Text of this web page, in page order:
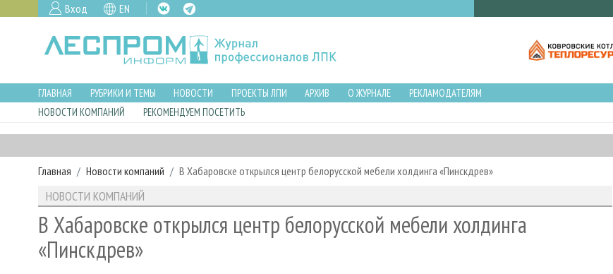
Вход EN
ГЛАВНАЯ РУБРИКИ И ТЕМЫ НОВОСТИ ПРОЕКТЫ ЛПИ АРХИВ О ЖУРНАЛЕ
РЕКЛАМОДАТЕЛЯМ
НОВОСТИ КОМПАНИЙ
РЕКОМЕНДУЕМ ПОСЕТИТЬ
Главная Новости компаний В Хабаровске открылся центр белорусской мебели холдинга «Пинскдрев»
НОВОСТИ КОМПАНИЙ
В Хабаровске открылся центр белорусской мебели холдинга
«Пинскдрев»